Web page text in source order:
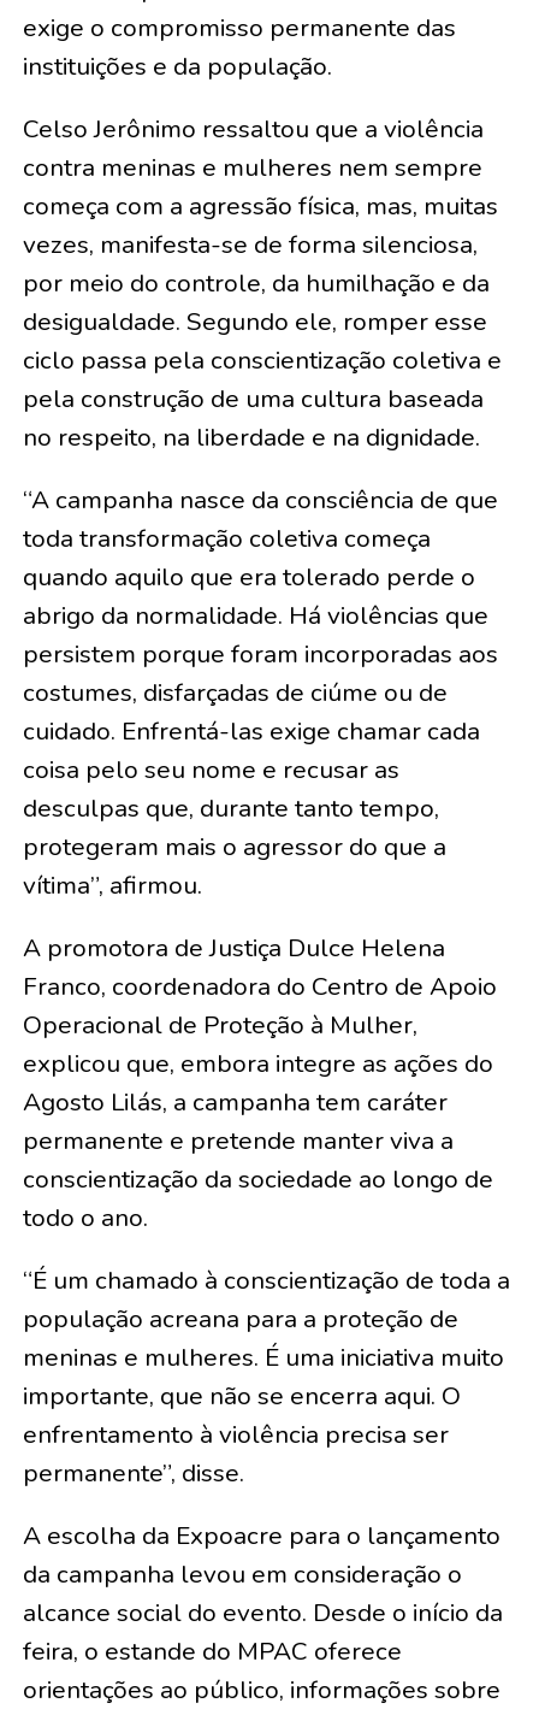
exige o compromisso permanente das
instituições e da população.
Celso Jerônimo ressaltou que a violência
contra meninas e mulheres nem sempre
começa com a agressão física, mas, muitas
vezes, manifesta-se de forma silenciosa,
por meio do controle, da humilhação e da
desigualdade. Segundo ele, romper esse
ciclo passa pela conscientização coletiva e
pela construção de uma cultura baseada
no respeito, na liberdade e na dignidade.
“A campanha nasce da consciência de que
toda transformação coletiva começa
quando aquilo que era tolerado perde o
abrigo da normalidade. Há violências que
persistem porque foram incorporadas aos
costumes, disfarçadas de ciúme ou de
cuidado. Enfrentá-las exige chamar cada
coisa pelo seu nome e recusar as
desculpas que, durante tanto tempo,
protegeram mais o agressor do que a
vítima”, afirmou.
A promotora de Justiça Dulce Helena
Franco, coordenadora do Centro de Apoio
Operacional de Proteção à Mulher,
explicou que, embora integre as ações do
Agosto Lilás, a campanha tem caráter
permanente e pretende manter viva a
conscientização da sociedade ao longo de
todo o ano.
“É um chamado à conscientização de toda a
população acreana para a proteção de
meninas e mulheres. É uma iniciativa muito
importante, que não se encerra aqui. O
enfrentamento à violência precisa ser
permanente”, disse.
A escolha da Expoacre para o lançamento
da campanha levou em consideração o
alcance social do evento. Desde o início da
feira, o estande do MPAC oferece
orientações ao público, informações sobre